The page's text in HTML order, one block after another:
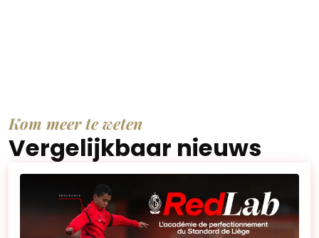
Kom meer te weten
Vergelijkbaar nieuws